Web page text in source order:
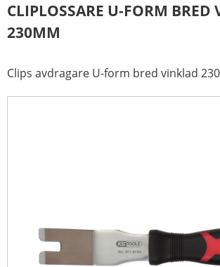
CLIPLOSSARE U-FORM BRED
230MM
Clips avdragare U-form bred vinklad